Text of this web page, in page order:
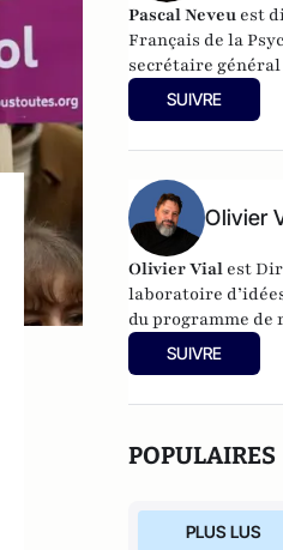
Pascal Neveu est
Français de la
secrétaire général
la Psychanalyse
responsable
France(ODP).
SUIVRE
Olivier
Olivier Vial est
laboratoire
du programme de
radicalités. Il édite
Lettre des
SUIVRE
POPULAIRES
PLUS LUS